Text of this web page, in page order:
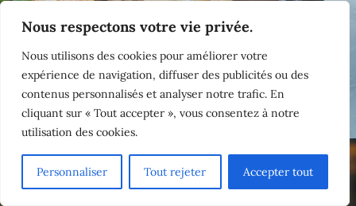
Nous respectons votre vie privée.
Nous utilisons des cookies pour améliorer votre
expérience de navigation, diffuser des publicités ou des
contenus personnalisés et analyser notre trafic. En
cliquant sur « Tout accepter », vous consentez à notre
utilisation des cookies.
Personnaliser Tout rejeter Accepter tout
Professional Catering